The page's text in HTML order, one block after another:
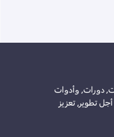
دورات, وأدوات
تطوير, تعزيز